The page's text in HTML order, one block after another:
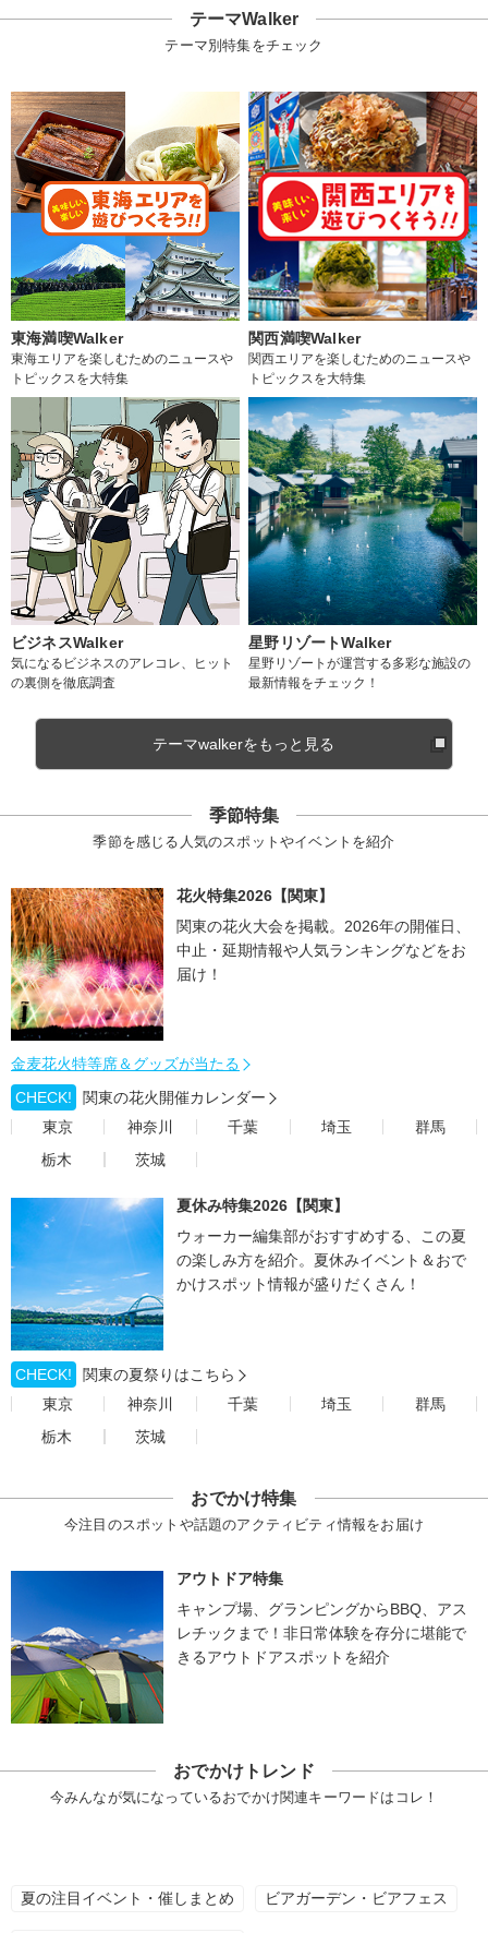
テーマWalker
テーマ別特集をチェック
東海満喫Walker
東海エリアを楽しむためのニュースや
トピックスを大特集
関西満喫Walker
関西エリアを楽しむためのニュースや
トピックスを大特集
ビジネスWalker
気になるビジネスのアレコレ、ヒット
の裏側を徹底調査
星野リゾートWalker
星野リゾートが運営する多彩な施設の
最新情報をチェック！
テーマwalkerをもっと見る
季節特集
季節を感じる人気のスポットやイベントを紹介
花火特集2026【関東】
関東の花火大会を掲載。2026年の開催日、
中止・延期情報や人気ランキングなどをお
届け！
金麦花火特等席＆グッズが当たる
CHECK!
関東の花火開催カレンダー
東京
神奈川 千葉 埼玉
群馬
栃木
茨城
夏休み特集2026【関東】
ウォーカー編集部がおすすめする、この夏
の楽しみ方を紹介。夏休みイベント＆おで
かけスポット情報が盛りだくさん！
CHECK!
関東の夏祭りはこちら
東京
神奈川 千葉 埼玉
群馬
栃木
茨城
おでかけ特集
今注目のスポットや話題のアクティビティ情報をお届け
アウトドア特集
キャンプ場、グランピングからBBQ、アス
レチックまで！非日常体験を存分に堪能で
きるアウトドアスポットを紹介
おでかけトレンド
今みんなが気になっているおでかけ関連キーワードはコレ！
夏の注目イベント・催しまとめ ビアガーデン・ビアフェス